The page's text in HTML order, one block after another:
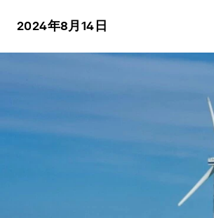
2024年8月14日